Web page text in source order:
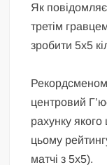
Як повідомляє
третім
зробити 5х5
Рекордсменом
центровий
рахунку якого
цьому
матчі з 5х5).